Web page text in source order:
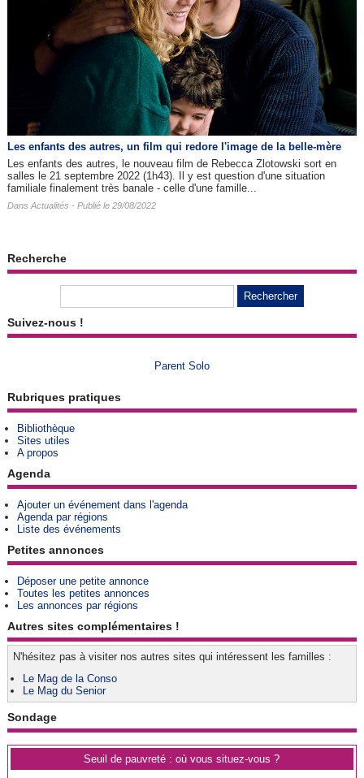
Les enfants des autres​, un film qui redore l'image de la belle-mère
Les enfants des autres, le nouveau film de Rebecca Zlotowski sort en
salles le 21 septembre 2022 (1h43). Il y est question d'une situation
familiale finalement très banale - celle d'une famille...
Dans Actualités - Publié le 29/08/2022
Recherche
Suivez-nous !
Parent Solo
Rubriques pratiques
Bibliothèque
Sites utiles
A propos
Agenda
Ajouter un événement dans l'agenda
Agenda par régions
Liste des événements
Petites annonces
Déposer une petite annonce
Toutes les petites annonces
Les annonces par régions
Autres sites complémentaires !
N'hésitez pas à visiter nos autres sites qui intéressent les familles :
Le Mag de la Conso
Le Mag du Senior
Sondage
Seuil de pauvreté : où vous situez-vous ?